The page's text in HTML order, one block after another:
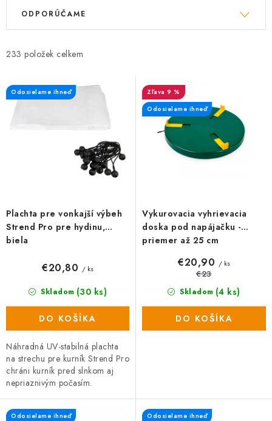
V
i
p
o
o
v
233
R
e
i
e
p
k
t
o
ODPORÚČAME
Plachta pre vonkajší výbeh
Strend Pro pre hydinu,
biela
Odosielame ihneď
Skladom (30 ks)
€20,80 / ks
DO KOŠÍKA
Náhradná UV-stabilná plachta
na strechu pre kurník Strend Pro
chráni kurník pred slnkom aj
nepriaznivým počasím.
Vykurovacia vyhrievacia
doska pod napájačku -
priemer až 25 cm
9 %
Odosielame ihneď
Skladom (4 ks)
€20,90 / ks
€23
DO KOŠÍKA
Odosielame ihneď Odosielame ihneď